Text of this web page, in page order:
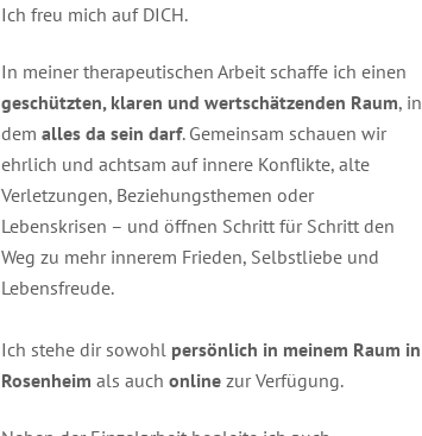
Ich freu mich auf DICH.
In meiner therapeutischen Arbeit schaffe ich einen
geschützten, klaren und wertschätzenden Raum, in
dem alles da sein darf. Gemeinsam schauen wir
ehrlich und achtsam auf innere Konflikte, alte
Verletzungen, Beziehungsthemen oder
Lebenskrisen – und öffnen Schritt für Schritt den
Weg zu mehr innerem Frieden, Selbstliebe und
Lebensfreude.
Ich stehe dir sowohl persönlich in meinem Raum in
Rosenheim als auch onlinezur Verfügung.